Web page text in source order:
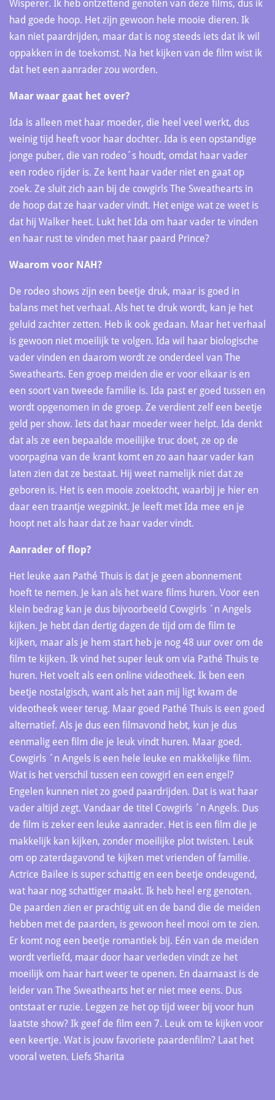
Wisperer. Ik heb ontzettend genoten van deze films, dus ik
had goede hoop. Het zijn gewoon hele mooie dieren. Ik
kan niet paardrijden, maar dat is nog steeds iets dat ik wil
oppakken in de toekomst. Na het kijken van de film wist ik
dat het een aanrader zou worden.
Maar waar gaat het over?
Ida is alleen met haar moeder, die heel veel werkt, dus
weinig tijd heeft voor haar dochter. Ida is een opstandige
jonge puber, die van rodeo´s houdt, omdat haar vader
een rodeo rijder is. Ze kent haar vader niet en gaat op
zoek. Ze sluit zich aan bij de cowgirls The Sweathearts in
de hoop dat ze haar vader vindt. Het enige wat ze weet is
dat hij Walker heet. Lukt het Ida om haar vader te vinden
en haar rust te vinden met haar paard Prince?
Waarom voor NAH?
De rodeo shows zijn een beetje druk, maar is goed in
balans met het verhaal. Als het te druk wordt, kan je het
geluid zachter zetten. Heb ik ook gedaan. Maar het verhaal
is gewoon niet moeilijk te volgen. Ida wil haar biologische
vader vinden en daarom wordt ze onderdeel van The
Sweathearts. Een groep meiden die er voor elkaar is en
een soort van tweede familie is. Ida past er goed tussen en
wordt opgenomen in de groep. Ze verdient zelf een beetje
geld per show. Iets dat haar moeder weer helpt. Ida denkt
dat als ze een bepaalde moeilijke truc doet, ze op de
voorpagina van de krant komt en zo aan haar vader kan
laten zien dat ze bestaat. Hij weet namelijk niet dat ze
geboren is. Het is een mooie zoektocht, waarbij je hier en
daar een traantje wegpinkt. Je leeft met Ida mee en je
hoopt net als haar dat ze haar vader vindt.
Aanrader of flop?
Het leuke aan Pathé Thuis is dat je geen abonnement
hoeft te nemen. Je kan als het ware films huren. Voor een
klein bedrag kan je dus bijvoorbeeld Cowgirls ´n Angels
kijken. Je hebt dan dertig dagen de tijd om de film te
kijken, maar als je hem start heb je nog 48 uur over om de
film te kijken. Ik vind het super leuk om via Pathé Thuis te
huren. Het voelt als een online videotheek. Ik ben een
beetje nostalgisch, want als het aan mij ligt kwam de
videotheek weer terug. Maar goed Pathé Thuis is een goed
alternatief. Als je dus een filmavond hebt, kun je dus
eenmalig een film die je leuk vindt huren. Maar goed.
Cowgirls ´n Angels is een hele leuke en makkelijke film.
Wat is het verschil tussen een cowgirl en een engel?
Engelen kunnen niet zo goed paardrijden. Dat is wat haar
vader altijd zegt. Vandaar de titel Cowgirls ´n Angels. Dus
de film is zeker een leuke aanrader. Het is een film die je
makkelijk kan kijken, zonder moeilijke plot twisten. Leuk
om op zaterdagavond te kijken met vrienden of familie.
Actrice Bailee is super schattig en een beetje ondeugend,
wat haar nog schattiger maakt. Ik heb heel erg genoten.
De paarden zien er prachtig uit en de band die de meiden
hebben met de paarden, is gewoon heel mooi om te zien.
Er komt nog een beetje romantiek bij. Eén van de meiden
wordt verliefd, maar door haar verleden vindt ze het
moeilijk om haar hart weer te openen. En daarnaast is de
leider van The Sweathearts het er niet mee eens. Dus
ontstaat er ruzie. Leggen ze het op tijd weer bij voor hun
laatste show? Ik geef de film een 7. Leuk om te kijken voor
een keertje. Wat is jouw favoriete paardenfilm? Laat het
vooral weten. Liefs Sharita